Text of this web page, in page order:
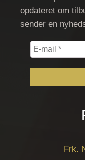
opdateret om
sender en
E-
mail
Frk.